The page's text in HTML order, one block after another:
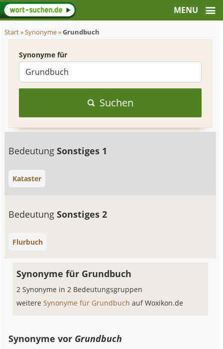
Start»Synonyme»Grundbuch
Synonyme für
Suchen
BedeutungSonstiges 1
Kataster
BedeutungSonstiges 2
Flurbuch
Synonyme für Grundbuch
2 Synonyme in 2 Bedeutungsgruppen
weitereSynonyme für Grundbuchauf Woxikon.de
Synonyme vor Grundbuch